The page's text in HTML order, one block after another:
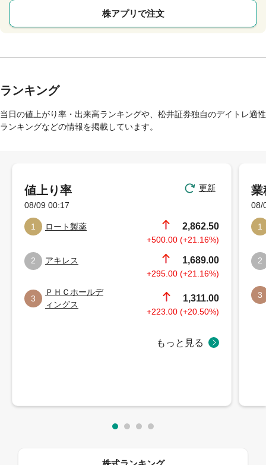
株アプリで注文
ランキング
当日の値上がり率・出来高ランキングや、松井証券独自のデイトレ適性
ランキングなどの情報を掲載しています。